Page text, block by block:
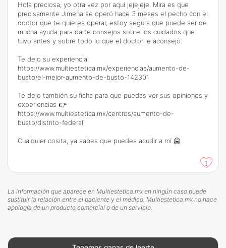
Hola preciosa, yo otra vez por aquí jejejeje. Mira es que
precisamente Jimena se operó hace 3 meses el pecho con el
doctor que te quieres operar, estoy segura que puede ser de
mucha ayuda para darte consejos sobre los cuidados que
tuvo antes y sobre todo lo que el doctor le aconsejó.
Te dejo su experiencia:
https://www.multiestetica.mx/experiencias/aumento-de-
busto/el-mejor-aumento-de-busto-142301
Te dejo también su ficha para que puedas ver sus opiniones y
experiencias 👉
https://www.multiestetica.mx/centros/aumento-de-
busto/distrito-federal
Cualquier cosita, ya sabes que puedes acudir a mí 🤗
1
La información que aparece en Multiestetica.mx en ningún caso puede
sustituir la relación entre el paciente y el médico. Multiestetica.mx no hace
apología de un producto comercial o de un servicio.